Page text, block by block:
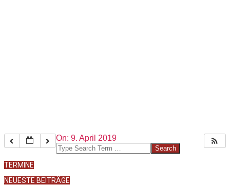
2019-
04-
On: 9. April 2019
Search
TERMINE
NEUESTE BEITRÄGE